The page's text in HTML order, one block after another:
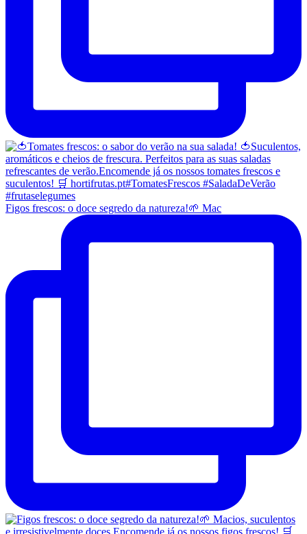
Figos frescos: o doce segredo da natureza!🌱 Mac